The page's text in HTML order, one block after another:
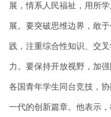
展，情系人民福祉，用所
展。要突破思维边界，敢
践，注重综合性知识、交
力。要保持开放视野，加
各国青年学生同台竞技，
一代的创新篇章。他表示